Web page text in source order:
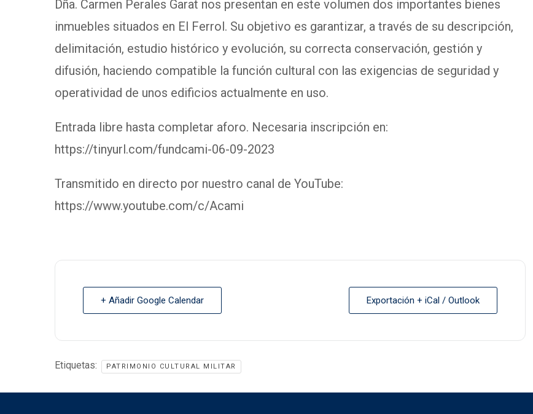
Dña. Carmen Perales Garat nos presentan en este volumen dos importantes bienes
inmuebles situados en El Ferrol. Su objetivo es garantizar, a través de su descripción,
delimitación, estudio histórico y evolución, su correcta conservación, gestión y
difusión, haciendo compatible la función cultural con las exigencias de seguridad y
operatividad de unos edificios actualmente en uso.
Entrada libre hasta completar aforo. Necesaria inscripción en:
https://tinyurl.com/fundcami-06-09-2023
Transmitido en directo por nuestro canal de YouTube:
https://www.youtube.com/c/Acami
+ Añadir Google Calendar Exportación + iCal / Outlook
Etiquetas: PATRIMONIO CULTURAL MILITAR